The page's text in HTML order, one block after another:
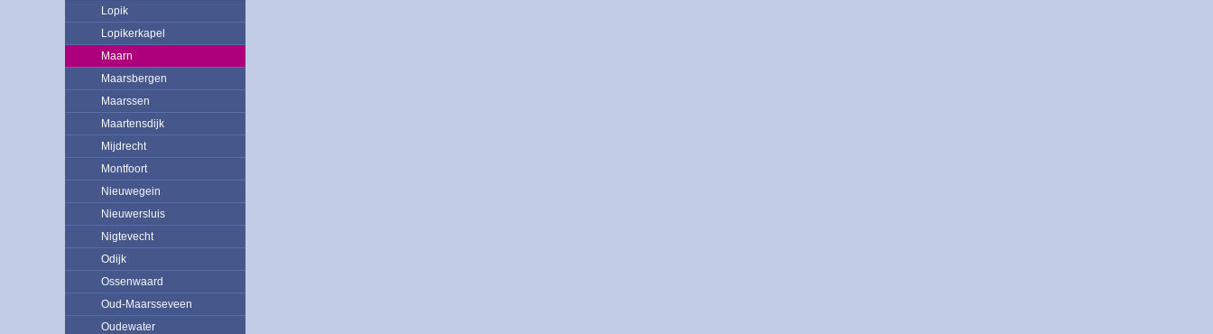
Lopik
Lopikerkapel
Maarn
Maarsbergen
Maarssen
Maartensdijk
Mijdrecht
Montfoort
Nieuwegein
Nieuwersluis
Nigtevecht
Odijk
Ossenwaard
Oud-Maarsseveen
Oudewater